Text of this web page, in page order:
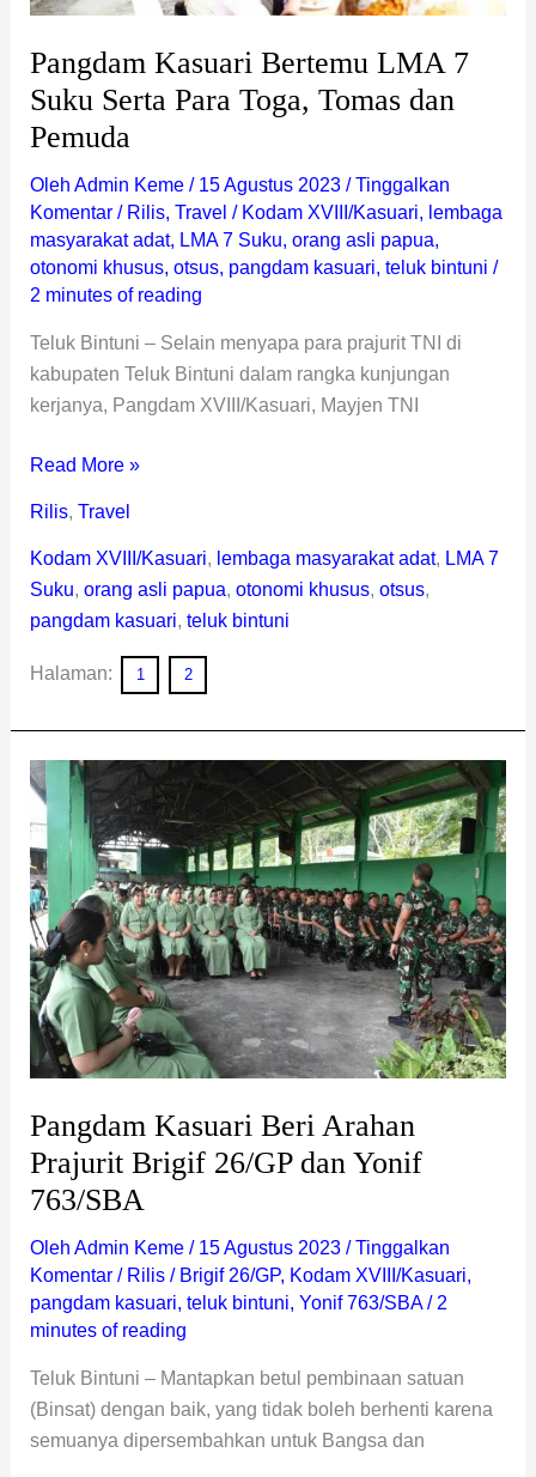
Pangdam Kasuari Bertemu LMA 7
Suku Serta Para Toga, Tomas dan
Pemuda
Oleh Admin Keme / 15 Agustus 2023 /Tinggalkan
Komentar / Rilis, Travel / Kodam XVIII/Kasuari, lembaga
masyarakat adat, LMA 7 Suku, orang asli papua,
otonomi khusus, otsus, pangdam kasuari, teluk bintuni /
2 minutes of reading
Teluk Bintuni – Selain menyapa para prajurit TNI di
kabupaten Teluk Bintuni dalam rangka kunjungan
kerjanya, Pangdam XVIII/Kasuari, Mayjen TNI
dan
Read More »
Rilis, Travel
Kodam XVIII/Kasuari, lembaga masyarakat adat, LMA 7
Suku, orang asli papua, otonomi khusus, otsus,
pangdam kasuari, teluk bintuni
Halaman: 1 2
Pangdam Kasuari Beri Arahan
Prajurit Brigif 26/GP dan Yonif
763/SBA
Oleh Admin Keme / 15 Agustus 2023 /Tinggalkan
Komentar / Rilis/ Brigif 26/GP, Kodam XVIII/Kasuari,
pangdam kasuari, teluk bintuni, Yonif 763/SBA/ 2
minutes of reading
Teluk Bintuni – Mantapkan betul pembinaan satuan
(Binsat) dengan baik, yang tidak boleh berhenti karena
semuanya dipersembahkan untuk Bangsa dan
Pangdam
Kasuari
Beri
Arahan
Prajurit
Brigif
26/GP
dan
Yonif
763/SBA